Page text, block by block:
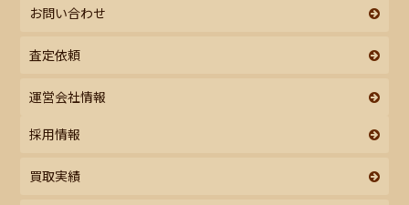
お問い合わせ
査定依頼
運営会社情報
採用情報
買取実績